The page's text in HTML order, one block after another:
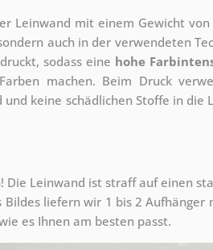
Leinwand mit einem Gewicht von
auch in der verwendeten
sodass eine hohe
machen. Beim Druck
und keine schädlichen Stoffe in die
Die Leinwand ist straff auf einen
liefern wir 1 bis 2 Aufhänger
es Ihnen am besten passt.